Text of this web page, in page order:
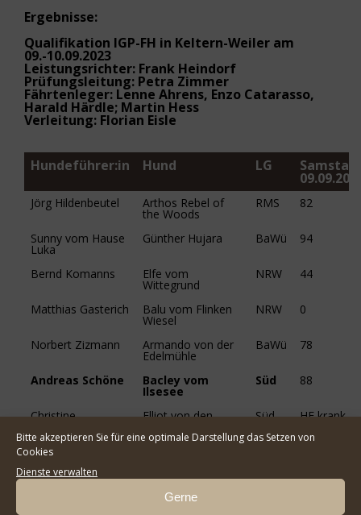
Bitte akzeptieren Sie für eine optimale Darstellung das Setzen von
Cookies
Dienste verwalten
Gerne
Ergebnisse:
Qualifikation IGP-FH in Keltern-Weiler am
09.-10.09.2023
Leistungsrichter: Frank Heindorf
Prüfungsleitung: Petra Zimmer
Fährtenleger: Lenne Ahrens, Enzo Catarasso,
Harald Härdle; Martin Hess
Verleitung: Florian Eisle
Hundeführer:in Hund LG Samstag,
Jörg Hildenbeutel Arthos Rebel of
the Woods
RMS 82
Sunny vom Hause
Luka
Günther Hujara BaWü 94
Bernd Komanns Elfe vom
Wittegrund
NRW 44
Matthias Gasterich Balu vom Flinken
Wiesel
NRW 0
Norbert Zizmann Armando von der
Edelmühle
BaWü 78
Andreas Schöne Bacley vom
Ilsesee
Süd 88
Christine Elliot von den Süd HF krank
Daniela Korn
IFH=Internationale
Fährtenhundeprüfung